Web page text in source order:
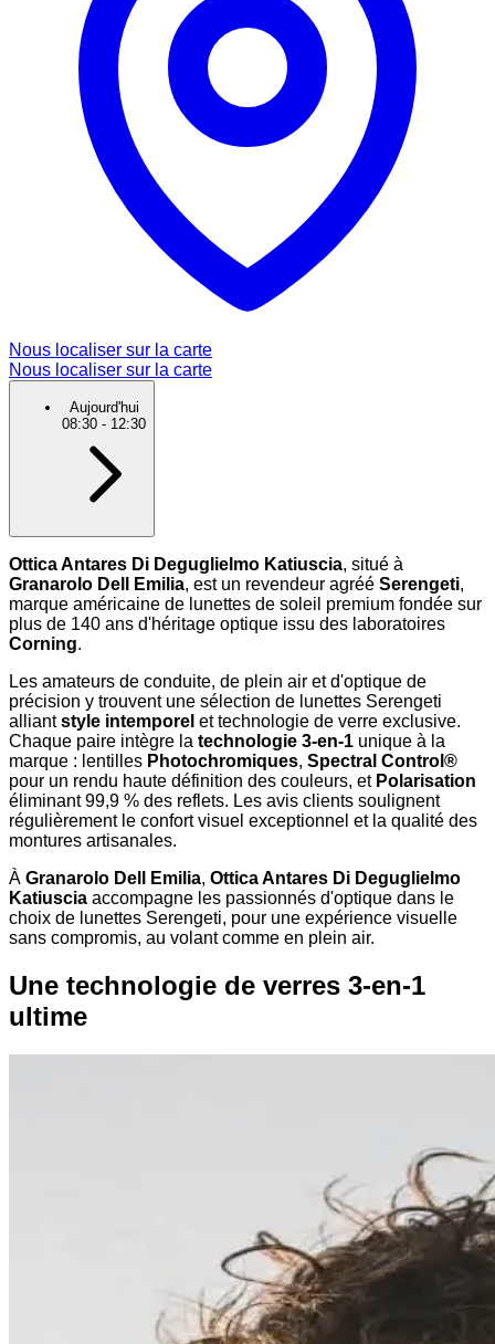
Nous localiser sur la carte
Nous localiser sur la carte
Aujourd'hui
08:30 - 12:30
Ottica Antares Di Deguglielmo Katiuscia, situé à
Granarolo Dell Emilia, est un revendeur agréé Serengeti,
marque américaine de lunettes de soleil premium fondée sur
plus de 140 ans d'héritage optique issu des laboratoires
Corning.
Les amateurs de conduite, de plein air et d'optique de
précision y trouvent une sélection de lunettes Serengeti
alliantstyle intemporel et technologie de verre exclusive.
Chaque paire intègre la technologie 3-en-1 unique à la
marque : lentilles Photochromiques, Spectral Control®
pour un rendu haute définition des couleurs, et Polarisation
éliminant 99,9 % des reflets. Les avis clients soulignent
régulièrement le confort visuel exceptionnel et la qualité des
montures artisanales.
À Granarolo Dell Emilia, Ottica Antares Di Deguglielmo
Katiuscia accompagne les passionnés d'optique dans le
choix de lunettes Serengeti, pour une expérience visuelle
sans compromis, au volant comme en plein air.
Une technologie de verres 3-en-1
ultime